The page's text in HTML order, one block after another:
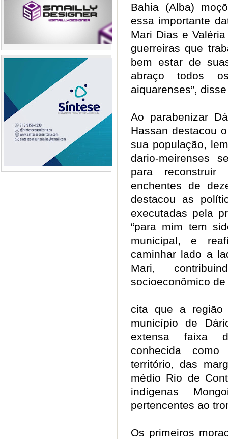
Bahia (Alba)
essa importante
Mari Dias e
guerreiras que
bem estar de
abraço todos
aiquarenses”,
Ao parabenizar
Hassan destacou
sua população,
dario-meirenses
para
enchentes de
destacou as
executadas pela
“para mim tem
municipal, e
caminhar lado a
Mari,
socioeconômico
cita que a região
município de
extensa faixa
conhecida
território, das
médio Rio de
indígenas
pertencentes ao
Os primeiros